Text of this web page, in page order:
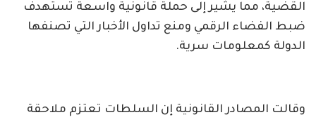
القضية، مما يشير إلى حملة قانونية واسعة تستهدف
ضبط الفضاء الرقمي ومنع تداول الأخبار التي تصنفها
الدولة كمعلومات سرية.
وقالت المصادر القانونية إن السلطات تعتزم ملاحقة